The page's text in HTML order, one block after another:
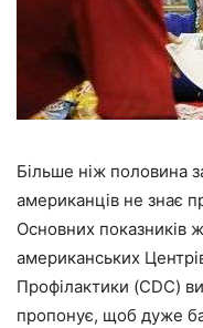
Більше ніж половина
американців не знає
Основних показників
американських
Профілактики (CDC)
пропонує, щоб дуже